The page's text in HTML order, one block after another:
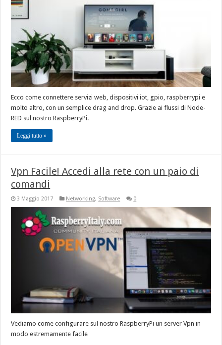
Ecco come connettere servizi web, dispositivi iot, gpio, raspberrypi e
molto altro, con un semplice drag and drop. Grazie ai flussi di Node-
RED sul nostro RaspberryPi.
Leggi tutto »
Vpn Facile! Accedi alla rete con un paio di
comandi
3 Maggio 2017 Networking, Software 0
Vediamo come configurare sul nostro RaspberryPi un server Vpn in
modo estremamente facile